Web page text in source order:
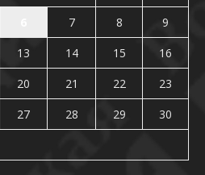
7 8
9
13 14 15
16
20 21 22
23
27 28 29
30